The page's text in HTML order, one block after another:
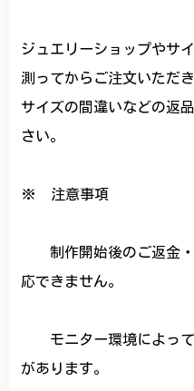
ジュエリーショップやサ
測ってからご注文いただき
サイズの間違いなどの返
さい。
※ 注意事項
制作開始後のご返金・
応できません。
モニター環境によって
があります。